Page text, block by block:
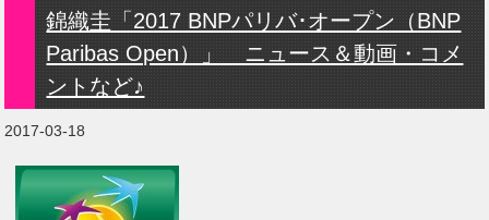
錦織圭「2017 BNPパリバ･オープン（BNP
Paribas Open）」 ニュース＆動画・コメ
ントなど♪
2017-03-18